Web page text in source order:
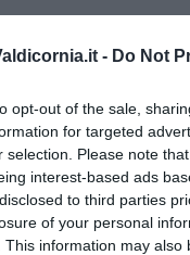
- Do Not
opt-out of the sale,
for targeted
selection. Please note
interest-based ads
to third parties
of your personal
This information may
adesione a tutte le
una delle sfide
fondato sul
mentre si sviluppano
continua a
di Suvereto
Marittima, ma anche
che deve essere
una collaborazione